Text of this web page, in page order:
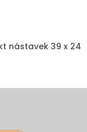
nástavek 39 x 24